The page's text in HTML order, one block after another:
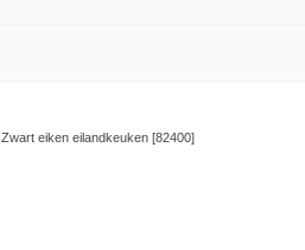
Zwart eiken eilandkeuken [82400]